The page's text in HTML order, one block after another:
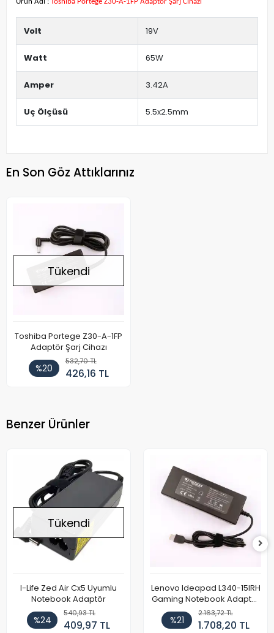
Ürün Adı : Toshiba Portege Z30-A-1FP Adaptör Şarj Cihazı
Volt 19V
Watt 65W
Amper 3.42A
Uç Ölçüsü 5.5x2.5mm
En Son Göz Attıklarınız
Tükendi
Toshiba Portege Z30-A-1FP
Adaptör Şarj Cihazı
%20
532,70 TL
426,16 TL
Benzer Ürünler
Tükendi
I-Life Zed Air Cx5 Uyumlu
Notebook Adaptör
%24
540,93 TL
409,97 TL
Lenovo Ideapad L340-15IRH
Gaming Notebook Adaptör
Cihazı Şarj Aleti (150W)
%21
2.163,72 TL
1.708,20 TL